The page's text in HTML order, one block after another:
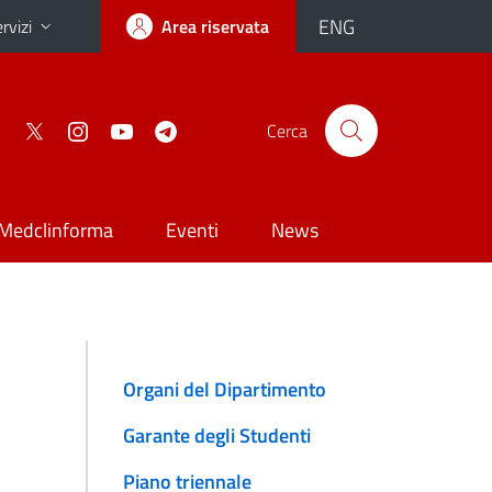
Area riservata ENG
Cerca
Eventi News
Organi del Dipartimento
Garante degli Studenti
Piano triennale